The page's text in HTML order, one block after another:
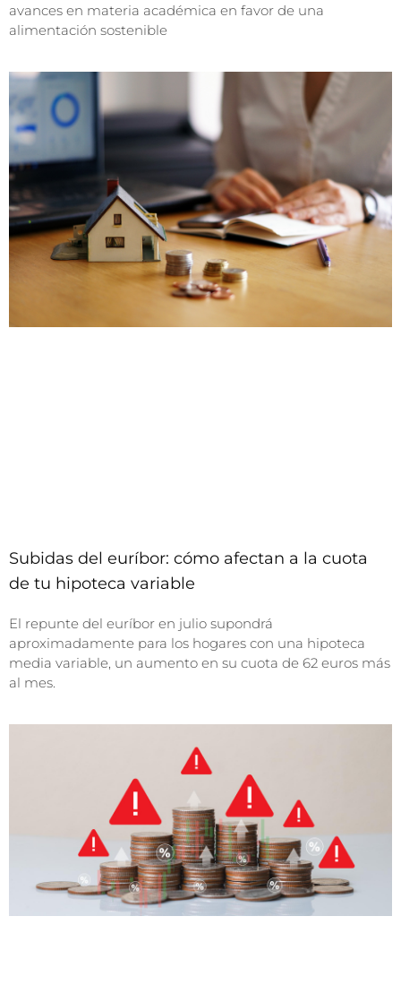
avances en materia académica en favor de una
alimentación sostenible
Subidas del euríbor: cómo afectan a la cuota
de tu hipoteca variable
El repunte del euríbor en julio supondrá
aproximadamente para los hogares con una hipoteca
media variable, un aumento en su cuota de 62 euros más
al mes.